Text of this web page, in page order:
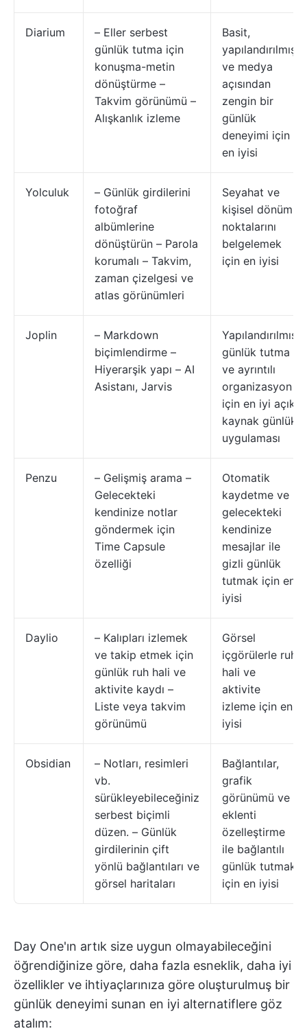
Diarium
– Eller serbest
günlük tutma için
konuşma-metin
dönüştürme –
Takvim görünümü –
Alışkanlık izleme
Basit,
yapılandırılmış
ve medya
açısından
zengin bir
günlük
deneyimi için
en iyisi
Yolculuk
– Günlük girdilerini
fotoğraf
albümlerine
dönüştürün – Parola
korumalı – Takvim,
zaman çizelgesi ve
atlas görünümleri
Seyahat ve
kişisel dönüm
noktalarını
belgelemek
için en iyisi
Joplin
– Markdown
biçimlendirme –
Hiyerarşik yapı – AI
Asistanı, Jarvis
Yapılandırılmış
günlük tutma
ve ayrıntılı
organizasyon
için en iyi açık
kaynak günlük
uygulaması
Penzu
– Gelişmiş arama –
Gelecekteki
kendinize notlar
göndermek için
Time Capsule
özelliği
Otomatik
kaydetme ve
gelecekteki
kendinize
mesajlar ile
gizli günlük
tutmak için en
iyisi
Daylio
– Kalıpları izlemek
ve takip etmek için
günlük ruh hali ve
aktivite kaydı –
Liste veya takvim
görünümü
Görsel
içgörülerle ruh
hali ve
aktivite
izleme için en
iyisi
Obsidian
– Notları, resimleri
vb.
sürükleyebileceğiniz
serbest biçimli
düzen. – Günlük
girdilerinin çift
yönlü bağlantıları ve
görsel haritaları
Bağlantılar,
grafik
görünümü ve
eklenti
özelleştirme
ile bağlantılı
günlük tutmak
için en iyisi
Day One'ın artık size uygun olmayabileceğini
öğrendiğinize göre, daha fazla esneklik, daha iyi
özellikler ve ihtiyaçlarınıza göre oluşturulmuş bir
günlük deneyimi sunan en iyi alternatiflere göz
atalım: